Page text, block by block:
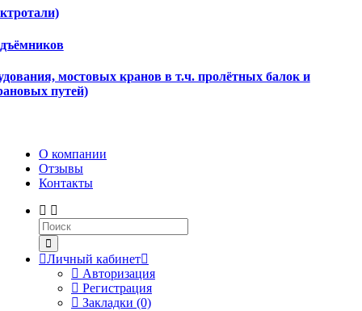
мостовых кранов в т.ч. пролётных балок и
путей)
О компании
Отзывы
Контакты
Личный кабинет
Авторизация
Регистрация
Закладки (0)